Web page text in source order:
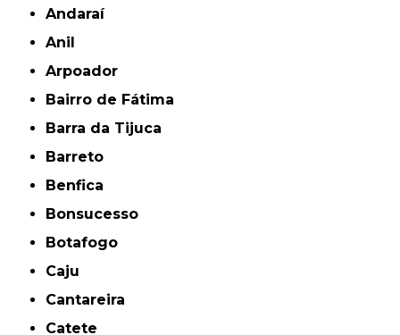
Andaraí
Anil
Arpoador
Bairro de Fátima
Barra da Tijuca
Barreto
Benfica
Bonsucesso
Botafogo
Caju
Cantareira
Catete